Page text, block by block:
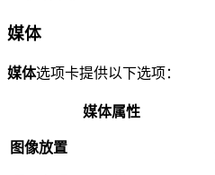
媒体
媒体选项卡提供以下选项：
媒体属性
图像放置